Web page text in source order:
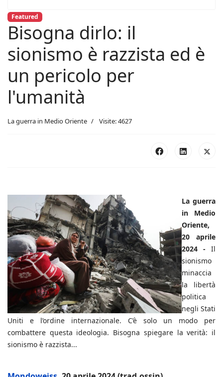
Featured
Bisogna dirlo: il
sionismo è razzista ed è
un pericolo per
l'umanità
La guerra in Medio Oriente Visite: 4627
La guerra
in Medio
Oriente,
20 aprile
2024 - Il
sionismo
minaccia
la libertà
politica
negli Stati
Uniti e l’ordine internazionale. C’è solo un modo per
combattere questa ideologia. Bisogna spiegare la verità: il
sionismo è razzista...